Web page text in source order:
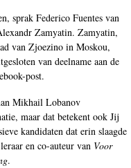
sprak Federico Fuentes van
Zamyatin. Zamyatin,
van Zjoezino in Moskou,
van deelname aan de
post.
Mikhail Lobanov
maar dat betekent ook Jij
kandidaten dat erin slaagde
en co-auteur van Voor
.